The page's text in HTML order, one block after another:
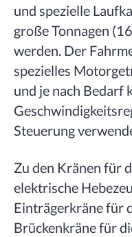
und spezielle
große Tonnagen
werden. Der
spezielles
und je nach Bedarf
Steuerung
Zu den Kränen für
elektrische
Einträgerkräne für
Brückenkräne für